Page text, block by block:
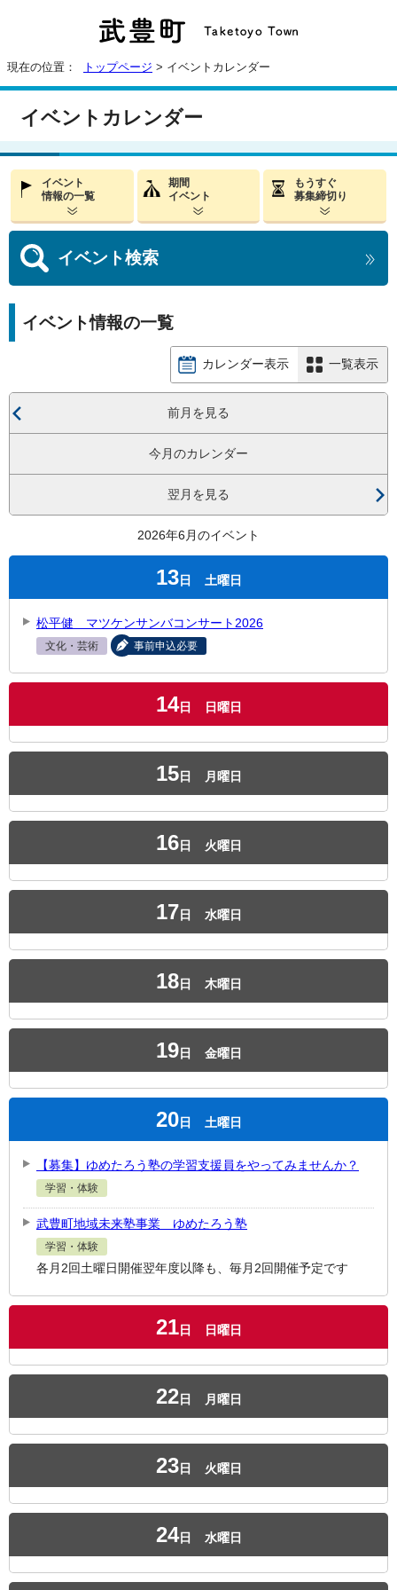
現在の位置： トップページ > イベントカレンダー
イベントカレンダー
イベント
情報の一覧
期間
イベント
もうすぐ
募集締切り
イベント検索
イベント情報の一覧
カレンダー表示 一覧表示
前月を見る
今月のカレンダー
翌月を見る
2026年6月のイベント
13日 土曜日
松平健 マツケンサンバコンサート2026
文化・芸術 事前申込必要
14日 日曜日
15日 月曜日
16日 火曜日
17 日 水曜日
18日 木曜日
19日 金曜日
20日 土曜日
【募集】ゆめたろう塾の学習支援員をやってみませんか？
学習・体験
武豊町地域未来塾事業 ゆめたろう塾
学習・体験
各月2回土曜日開催翌年度以降も、毎月2回開催予定です
21日 日曜日
22日 月曜日
23日 火曜日
24日 水曜日